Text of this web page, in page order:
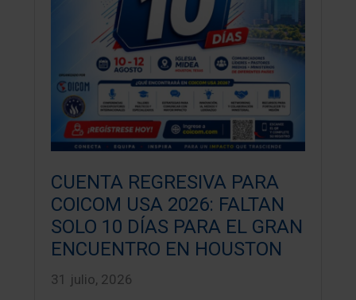
CUENTA REGRESIVA PARA
COICOM USA 2026: FALTAN
SOLO 10 DÍAS PARA EL GRAN
ENCUENTRO EN HOUSTON
31 julio, 2026